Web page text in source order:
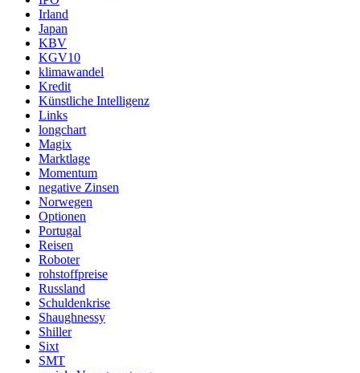
Irland
Japan
KBV
KGV10
klimawandel
Kredit
Künstliche Intelligenz
Links
longchart
Magix
Marktlage
Momentum
negative Zinsen
Norwegen
Optionen
Portugal
Reisen
Roboter
rohstoffpreise
Russland
Schuldenkrise
Shaughnessy
Shiller
Sixt
SMT